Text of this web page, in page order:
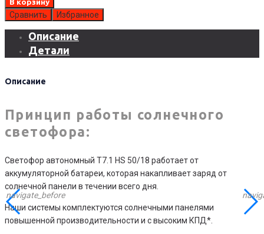
В корзину
Сравнить Избранное
Описание
Детали
Описание
Принцип работы солнечного
светофора:
Светофор автономный Т7.1 HS 50/18 работает от
аккумуляторной батареи, которая накапливает заряд от
солнечной панели в течении всего дня.
Наши системы комплектуются солнечными панелями
повышенной производительности и с высоким КПД*.
navigate_before